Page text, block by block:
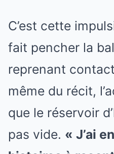
C’est cette
fait pencher la
reprenant
même du récit,
que le réservoir
pas vide. « J’ai